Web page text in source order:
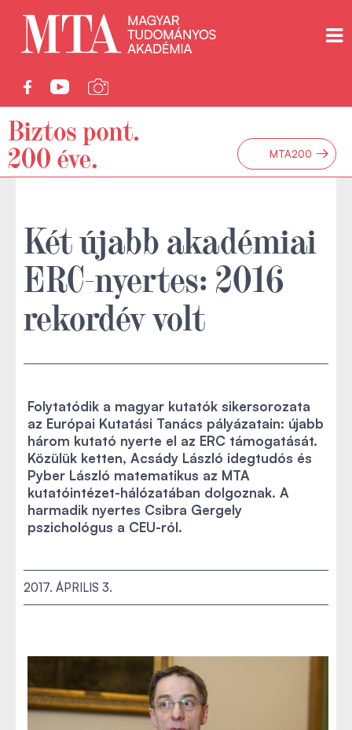
MTA200 →
Két újabb akadémiai
ERC-nyertes: 2016
rekordév volt
Folytatódik a magyar kutatók sikersorozata
az Európai Kutatási Tanács pályázatain: újabb
három kutató nyerte el az ERC támogatását.
Közülük ketten, Acsády László idegtudós és
Pyber László matematikus az MTA
kutatóintézet-hálózatában dolgoznak. A
harmadik nyertes Csibra Gergely
pszichológus a CEU-ról.
2017. ÁPRILIS 3.